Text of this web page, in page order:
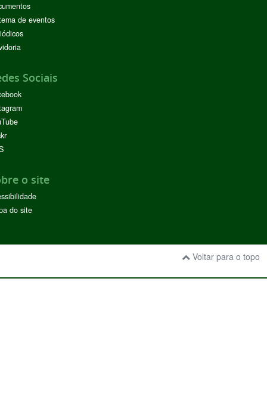
de eventos
Sociais
o site
do site
Voltar para o topo